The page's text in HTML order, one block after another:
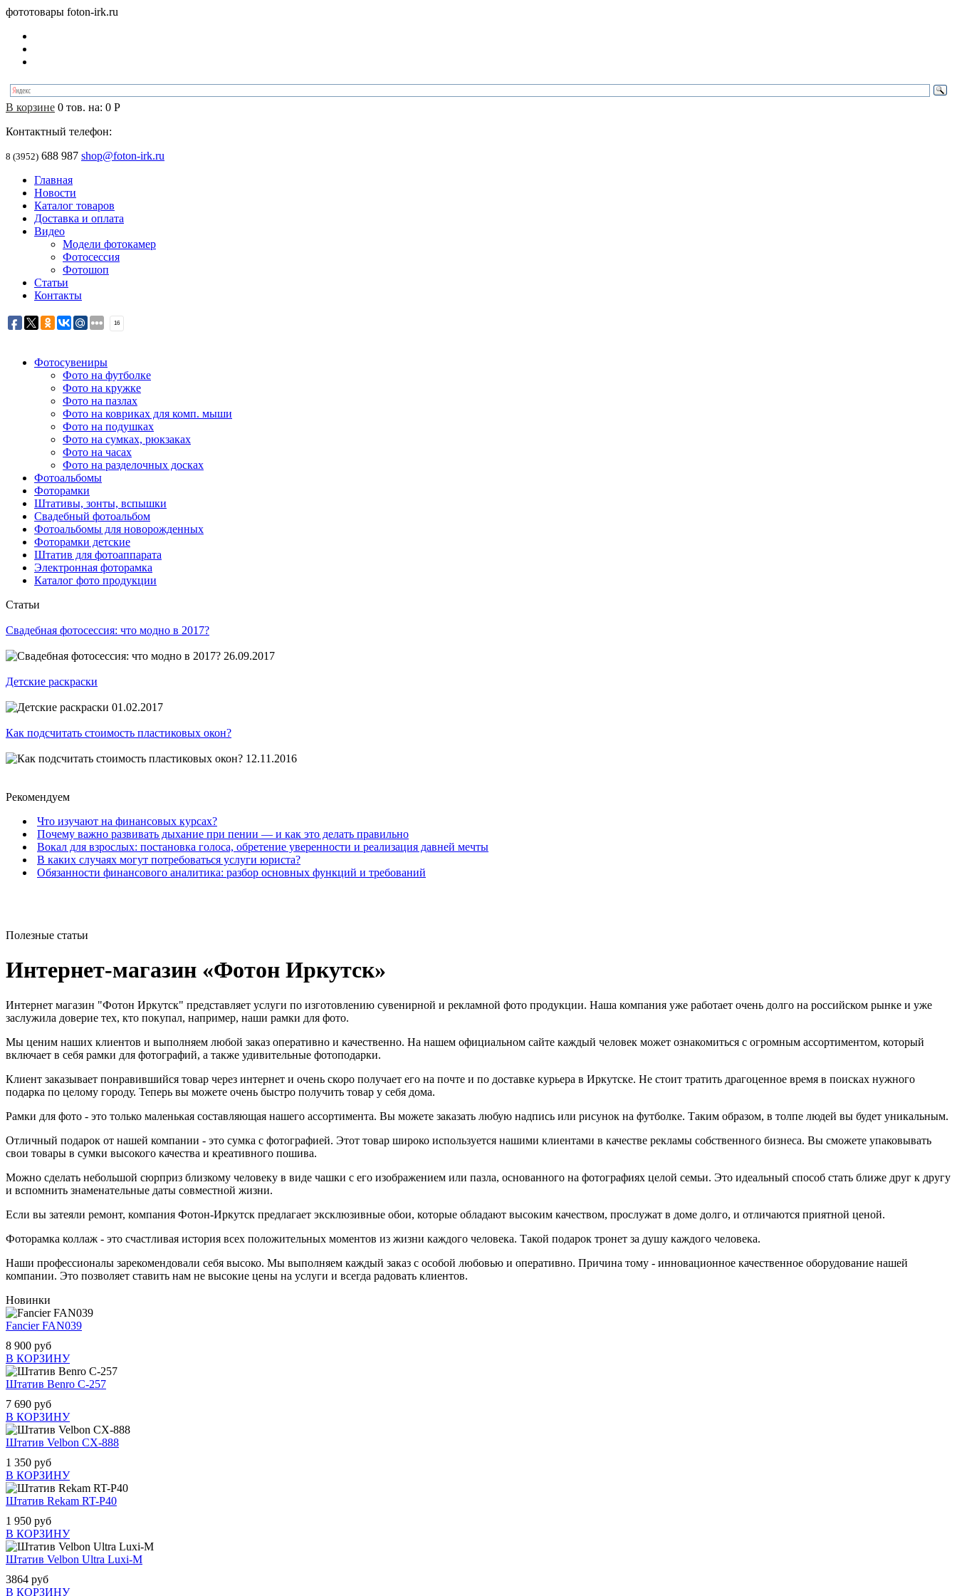
фототовары foton-irk.ru
В корзине 0 тов. на: 0 Р
Контактный телефон:
8 (3952) 688 987 shop@foton-irk.ru
Главная
Новости
Каталог товаров
Доставка и оплата
Видео
Модели фотокамер
Фотосессия
Фотошоп
Статьи
Контакты
16
Фотосувениры
Фото на футболке
Фото на кружке
Фото на пазлах
Фото на ковриках для комп. мыши
Фото на подушках
Фото на сумках, рюкзаках
Фото на часах
Фото на разделочных досках
Фотоальбомы
Фоторамки
Штативы, зонты, вспышки
Свадебный фотоальбом
Фотоальбомы для новорожденных
Фоторамки детские
Штатив для фотоаппарата
Электронная фоторамка
Каталог фото продукции
Cтатьи
Свадебная фотосессия: что модно в 2017?
26.09.2017
Детские раскраски
01.02.2017
Как подсчитать стоимость пластиковых окон?
12.11.2016
Рекомендуем
Что изучают на финансовых курсах?
Почему важно развивать дыхание при пении — и как это делать правильно
Вокал для взрослых: постановка голоса, обретение уверенности и реализация давней мечты
В каких случаях могут потребоваться услуги юриста?
Обязанности финансового аналитика: разбор основных функций и требований
Полезные статьи
Интернет-магазин «Фотон Иркутск»
Интернет магазин "Фотон Иркутск" представляет услуги по изготовлению сувенирной и рекламной фото продукции. Наша компания уже работает очень долго на российском рынке и уже
заслужила доверие тех, кто покупал, например, наши рамки для фото.
Мы ценим наших клиентов и выполняем любой заказ оперативно и качественно. На нашем официальном сайте каждый человек может ознакомиться с огромным ассортиментом, который
включает в себя рамки для фотографий, а также удивительные фотоподарки.
Клиент заказывает понравившийся товар через интернет и очень скоро получает его на почте и по доставке курьера в Иркутске. Не стоит тратить драгоценное время в поисках нужного
подарка по целому городу. Теперь вы можете очень быстро получить товар у себя дома.
Рамки для фото - это только маленькая составляющая нашего ассортимента. Вы можете заказать любую надпись или рисунок на футболке. Таким образом, в толпе людей вы будет уникальным.
Отличный подарок от нашей компании - это сумка с фотографией. Этот товар широко используется нашими клиентами в качестве рекламы собственного бизнеса. Вы сможете упаковывать
свои товары в сумки высокого качества и креативного пошива.
Можно сделать небольшой сюрприз близкому человеку в виде чашки с его изображением или пазла, основанного на фотографиях целой семьи. Это идеальный способ стать ближе друг к другу
и вспомнить знаменательные даты совместной жизни.
Если вы затеяли ремонт, компания Фотон-Иркутск предлагает эксклюзивные обои, которые обладают высоким качеством, прослужат в доме долго, и отличаются приятной ценой.
Фоторамка коллаж - это счастливая история всех положительных моментов из жизни каждого человека. Такой подарок тронет за душу каждого человека.
Наши профессионалы зарекомендовали себя высоко. Мы выполняем каждый заказ с особой любовью и оперативно. Причина тому - инновационное качественное оборудование нашей
компании. Это позволяет ставить нам не высокие цены на услуги и всегда радовать клиентов.
Новинки
Fancier FAN039
8 900 руб
В КОРЗИНУ
Штатив Benro C-257
7 690 руб
В КОРЗИНУ
Штатив Velbon CX-888
1 350 руб
В КОРЗИНУ
Штатив Rekam RT-P40
1 950 руб
В КОРЗИНУ
Штатив Velbon Ultra Luxi-M
3864 руб
В КОРЗИНУ